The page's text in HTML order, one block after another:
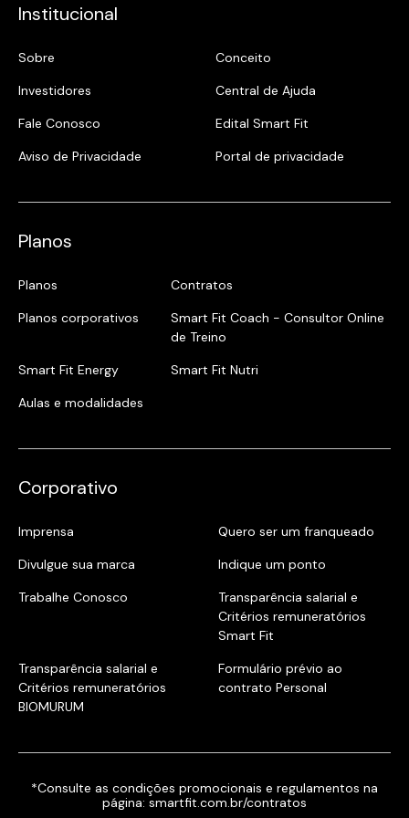
Institucional
Sobre
Conceito
Investidores
Central de Ajuda
Fale Conosco
Edital Smart Fit
Aviso de Privacidade
Portal de privacidade
Planos
Planos
Contratos
Planos corporativos
Smart Fit Coach - Consultor Online
de Treino
Smart Fit Energy
Smart Fit Nutri
Aulas e modalidades
Corporativo
Imprensa
Quero ser um franqueado
Divulgue sua marca
Indique um ponto
Trabalhe Conosco
Transparência salarial e
Critérios remuneratórios
Smart Fit
Transparência salarial e
Critérios remuneratórios
BIOMURUM
Formulário prévio ao
contrato Personal
*Consulte as condições promocionais e regulamentos na
página: smartfit.com.br/contratos